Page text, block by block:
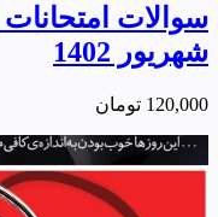
سوالات
شهریور 1402
120,000 تومان